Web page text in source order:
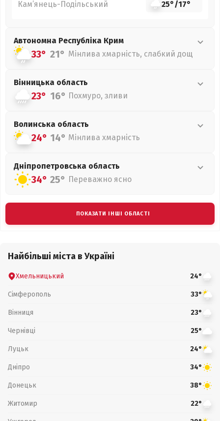
Кам’янець-Подільський 25°/17°
Автономна Республіка Крим
33° 21° Мінлива хмарність, слабкий дощ
Вінницька область
23° 16° Похмуро, зливи
Волинська область
24° 14° Мінлива хмарність
Дніпропетровська область
34° 25° Переважно ясно
ПОКАЗАТИ ІНШІ ОБЛАСТІ
Найбільші міста в Україні
Хмельницький 24°
Сімферополь 33°
Вінниця 23°
Чернівці 25°
Луцьк 24°
Дніпро 34°
Донецьк 38°
Житомир 22°